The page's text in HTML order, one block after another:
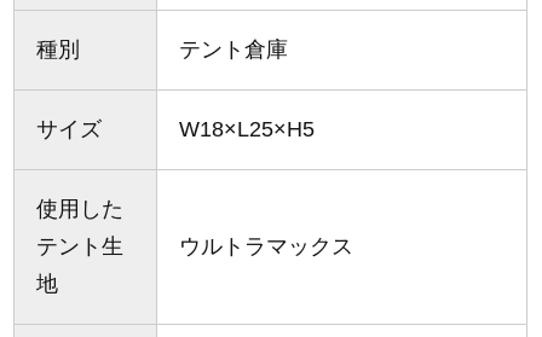
種別 テント倉庫
サイズ W18×L25×H5
使用した
テント生
地
ウルトラマックス